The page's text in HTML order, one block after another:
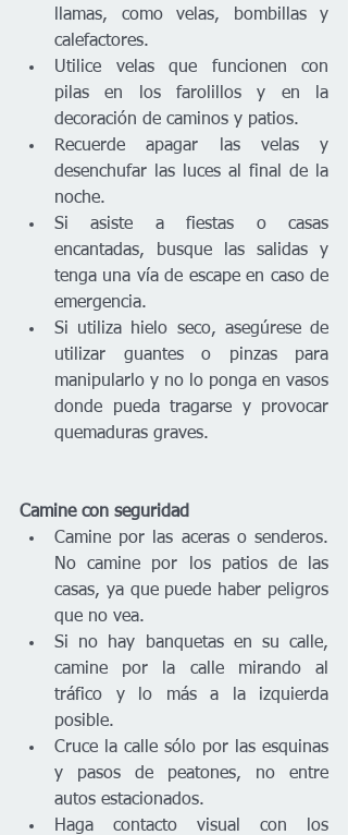
llamas, como velas, bombillas y
calefactores.
Utilice velas que funcionen con
pilas en los farolillos y en la
decoración de caminos y patios.
Recuerde apagar las velas y
desenchufar las luces al final de la
noche.
Si asiste a fiestas o casas
encantadas, busque las salidas y
tenga una vía de escape en caso de
emergencia.
Si utiliza hielo seco, asegúrese de
utilizar guantes o pinzas para
manipularlo y no lo ponga en vasos
donde pueda tragarse y provocar
quemaduras graves.
Camine con seguridad
Camine por las aceras o senderos.
No camine por los patios de las
casas, ya que puede haber peligros
que no vea.
Si no hay banquetas en su calle,
camine por la calle mirando al
tráfico y lo más a la izquierda
posible.
Cruce la calle sólo por las esquinas
y pasos de peatones, no entre
autos estacionados.
Haga contacto visual con los